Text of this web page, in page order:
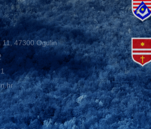
47300 Ogulin